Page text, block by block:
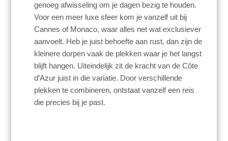
genoeg afwisseling om je dagen bezig te houden.
Voor een meer luxe sfeer kom je vanzelf uit bij
Cannes of Monaco, waar alles net wat exclusiever
aanvoelt. Heb je juist behoefte aan rust, dan zijn de
kleinere dorpen vaak de plekken waar je het langst
blijft hangen. Uiteindelijk zit de kracht van de Côte
d’Azur juist in die variatie. Door verschillende
plekken te combineren, ontstaat vanzelf een reis
die precies bij je past.